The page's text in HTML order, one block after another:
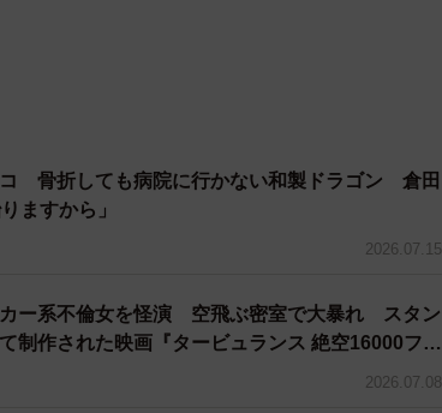
ドーン！
と考えていた私。この時の私に言ってやりた
骨折しても病院に行かない和製ドラゴン 倉田
りますから」
2026.07.15
カー系不倫女を怪演 空飛ぶ密室で大暴れ スタン
制作された映画『タービュランス 絶空16000フィ
2026.07.08